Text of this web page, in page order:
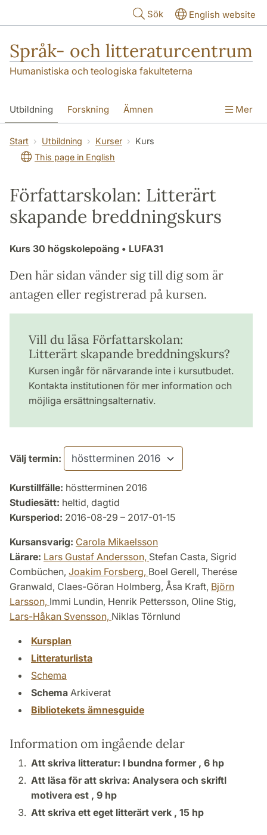
Sök English website
Språk- och litteraturcentrum
Humanistiska och teologiska fakulteterna
Utbildning Forskning Ämnen
SOL-husen Kontakt Institutionen
översättning till svenska
Mer
Start Utbildning Kurser
Kurs
This page in English
Författarskolan: Litterärt
skapande breddningskurs
Kurs 30 högskolepoäng • LUFA31
Den här sidan vänder sig till dig som är
antagen eller registrerad på kursen.
Vill du läsa Författarskolan:
Litterärt skapande breddningskurs?
Kursen ingår för närvarande inte i kursutbudet.
Kontakta institutionen för mer information och
möjliga ersättningsalternativ.
Välj termin:
Kurstillfälle: höstterminen 2016
Studiesätt: heltid, dagtid
Kursperiod: 2016-08-29 – 2017-01-15
Kursansvarig: Carola Mikaelsson
Lärare: Lars Gustaf Andersson, Stefan Casta, Sigrid
Combüchen, Joakim Forsberg, Boel Gerell, Therése
Granwald, Claes-Göran Holmberg, Åsa Kraft, Björn
Larsson, Immi Lundin, Henrik Pettersson, Oline Stig,
Lars-Håkan Svensson, Niklas Törnlund
Kursplan
Litteraturlista
Schema
Schema Arkiverat
Bibliotekets ämnesguide
Information om ingående delar
Att skriva litteratur: I bundna former , 6 hp
Att läsa för att skriva: Analysera och skriftl
motivera est , 9 hp
Att skriva ett eget litterärt verk , 15 hp